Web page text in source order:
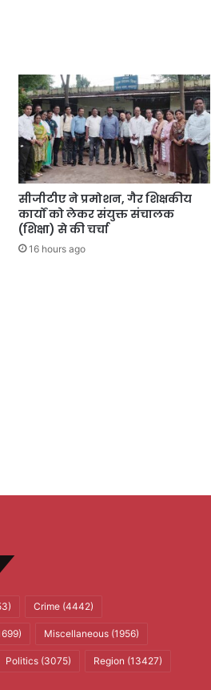
सीजीटीए ने प्रमोशन, गैर शिक्षकीय
कार्यों को लेकर संयुक्त संचालक
(शिक्षा) से की चर्चा
16 hours ago
Crime(4442)
Miscellaneous(1956)
Politics(3075) Region (13427)